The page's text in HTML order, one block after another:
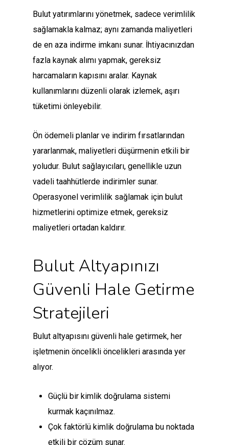
Bulut yatırımlarını yönetmek, sadece verimlilik
sağlamakla kalmaz; aynı zamanda maliyetleri
de en aza indirme imkanı sunar. İhtiyacınızdan
fazla kaynak alımı yapmak, gereksiz
harcamaların kapısını aralar. Kaynak
kullanımlarını düzenli olarak izlemek, aşırı
tüketimi önleyebilir.
Ön ödemeli planlar ve indirim fırsatlarından
yararlanmak, maliyetleri düşürmenin etkili bir
yoludur. Bulut sağlayıcıları, genellikle uzun
vadeli taahhütlerde indirimler sunar.
Operasyonel verimlilik sağlamak için bulut
hizmetlerini optimize etmek, gereksiz
maliyetleri ortadan kaldırır.
Bulut Altyapınızı
Güvenli Hale Getirme
Stratejileri
Bulut altyapısını güvenli hale getirmek, her
işletmenin öncelikli öncelikleri arasında yer
alıyor.
Güçlü bir kimlik doğrulama sistemi
kurmak kaçınılmaz.
Çok faktörlü kimlik doğrulama bu noktada
etkili bir çözüm sunar.